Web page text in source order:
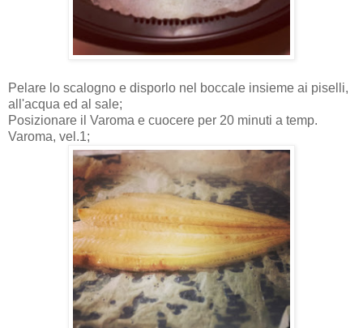
Pelare lo scalogno e disporlo nel boccale insieme ai piselli,
all'acqua ed al sale;
Posizionare il Varoma e cuocere per 20 minuti a temp.
Varoma, vel.1;